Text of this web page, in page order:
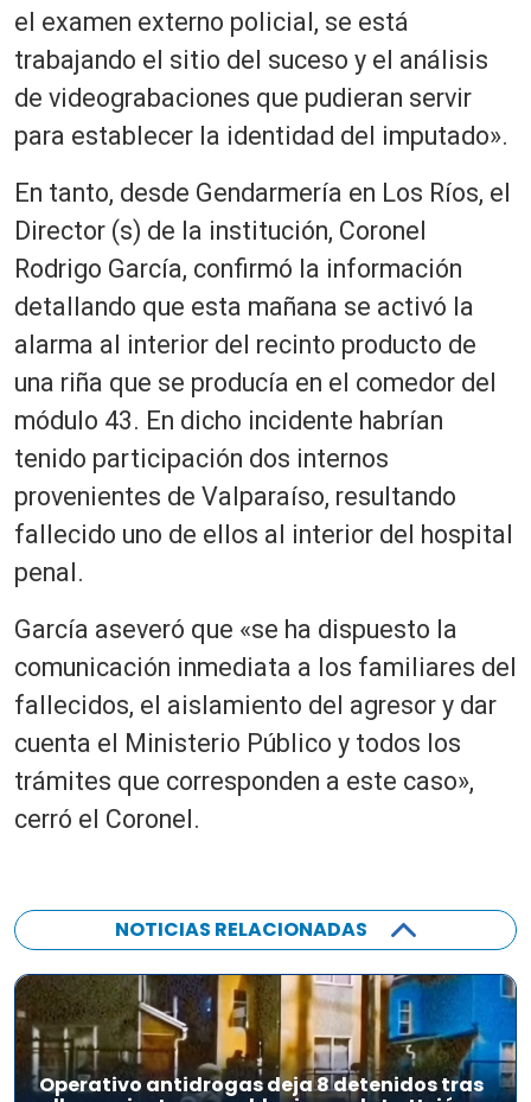
el examen externo policial, se está
trabajando el sitio del suceso y el análisis
de videograbaciones que pudieran servir
para establecer la identidad del imputado».
En tanto, desde Gendarmería en Los Ríos, el
Director (s) de la institución, Coronel
Rodrigo García, confirmó la información
detallando que esta mañana se activó la
alarma al interior del recinto producto de
una riña que se producía en el comedor del
módulo 43. En dicho incidente habrían
tenido participación dos internos
provenientes de Valparaíso, resultando
fallecido uno de ellos al interior del hospital
penal.
García aseveró que «se ha dispuesto la
comunicación inmediata a los familiares del
fallecidos, el aislamiento del agresor y dar
cuenta el Ministerio Público y todos los
trámites que corresponden a este caso»,
cerró el Coronel.
NOTICIAS RELACIONADAS
Operativo antidrogas deja 8 detenidos tras